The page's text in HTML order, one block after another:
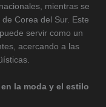
mientras se
Corea del Sur. Este
servir como un
acercando a las
la moda y el estilo